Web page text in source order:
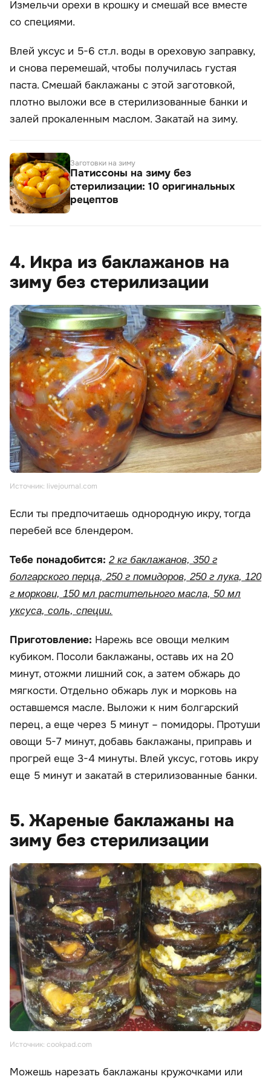
Измельчи орехи в крошку и смешай все вместе
со специями.
Влей уксус и 5-6 ст.л. воды в ореховую заправку,
и снова перемешай, чтобы получилась густая
паста. Смешай баклажаны с этой заготовкой,
плотно выложи все в стерилизованные банки и
залей прокаленным маслом. Закатай на зиму.
Заготовки на зиму
Патиссоны на зиму без
стерилизации: 10 оригинальных
рецептов
4. Икра из баклажанов на
зиму без стерилизации
Источник: livejournal.com
Если ты предпочитаешь однородную икру, тогда
перебей все блендером.
Тебе понадобится: 2 кг баклажанов, 350 г
болгарского перца, 250 г помидоров, 250 г лука, 120
г моркови, 150 мл растительного масла, 50 мл
уксуса, соль, специи.
Приготовление: Нарежь все овощи мелким
кубиком. Посоли баклажаны, оставь их на 20
минут, отожми лишний сок, а затем обжарь до
мягкости. Отдельно обжарь лук и морковь на
оставшемся масле. Выложи к ним болгарский
перец, а еще через 5 минут – помидоры. Протуши
овощи 5-7 минут, добавь баклажаны, приправь и
прогрей еще 3-4 минуты. Влей уксус, готовь икру
еще 5 минут и закатай в стерилизованные банки.
5. Жареные баклажаны на
зиму без стерилизации
Источник: cookpad.com
Можешь нарезать баклажаны кружочками или